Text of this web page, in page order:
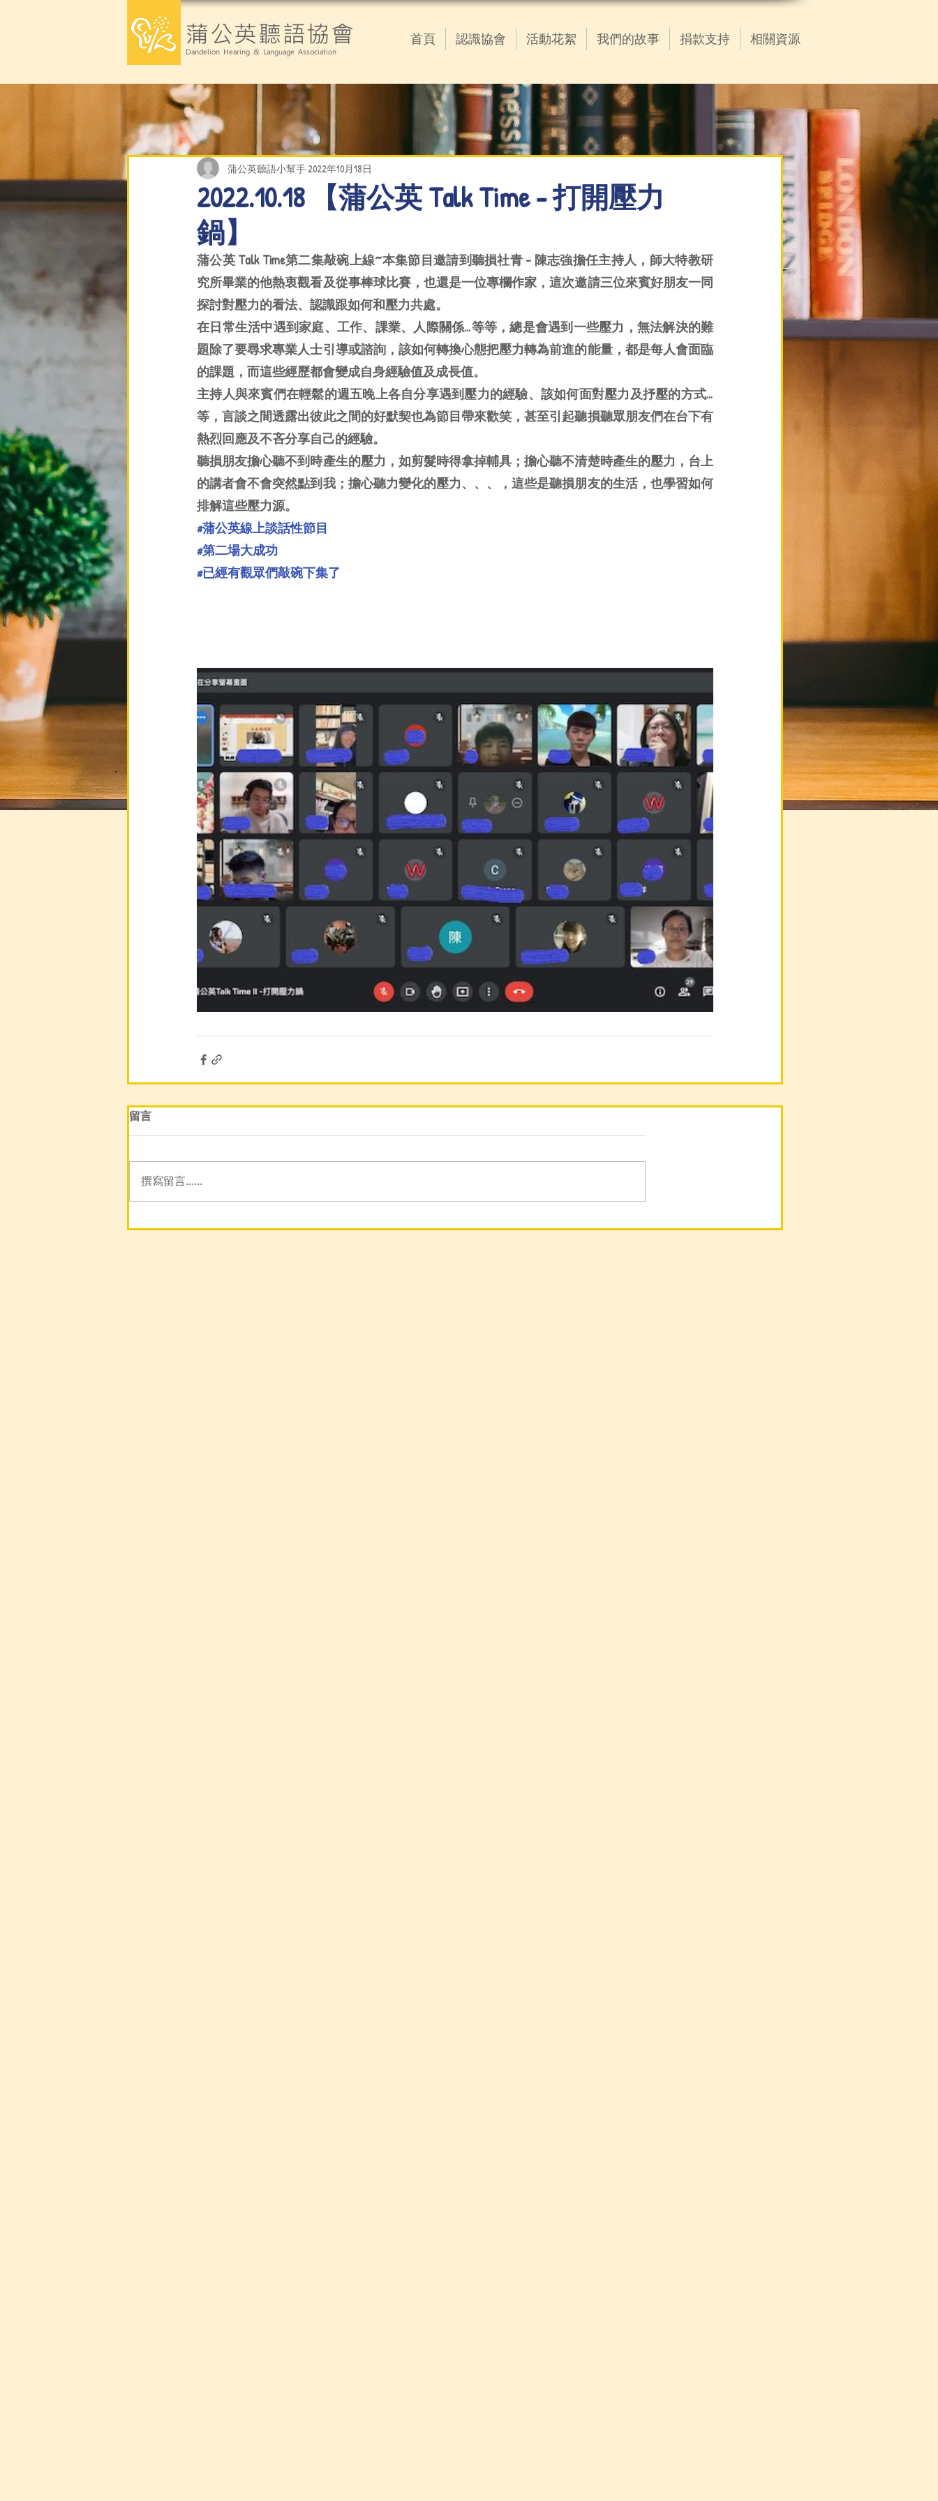
蒲公英聽語協會
Dandelion Hearing & Language Association
首頁 認識協會 活動花絮 我們的故事 捐款支持 相關資源
2022.10.18 【蒲公英 Talk Time - 打開壓力
鍋】
蒲公英聽語小幫手 2022年10月18日
蒲公英 Talk Time第二集敲碗上線~本集節目邀請到聽損社青 - 陳志強擔任主持人，師大特教研
究所畢業的他熱衷觀看及從事棒球比賽，也還是一位專欄作家，這次邀請三位來賓好朋友一同
探討對壓力的看法、認識跟如何和壓力共處。
在日常生活中遇到家庭、工作、課業、人際關係…等等，總是會遇到一些壓力，無法解決的難
題除了要尋求專業人士引導或諮詢，該如何轉換心態把壓力轉為前進的能量，都是每人會面臨
的課題，而這些經歷都會變成自身經驗值及成長值。
主持人與來賓們在輕鬆的週五晚上各自分享遇到壓力的經驗、該如何面對壓力及抒壓的方式…
等，言談之間透露出彼此之間的好默契也為節目帶來歡笑，甚至引起聽損聽眾朋友們在台下有
熱烈回應及不吝分享自己的經驗。
聽損朋友擔心聽不到時產生的壓力，如剪髮時得拿掉輔具；擔心聽不清楚時產生的壓力，台上
的講者會不會突然點到我；擔心聽力變化的壓力、、、，這些是聽損朋友的生活，也學習如何
排解這些壓力源。
#蒲公英線上談話性節目
#第二場大成功
#已經有觀眾們敲碗下集了
留言
撰寫留言......